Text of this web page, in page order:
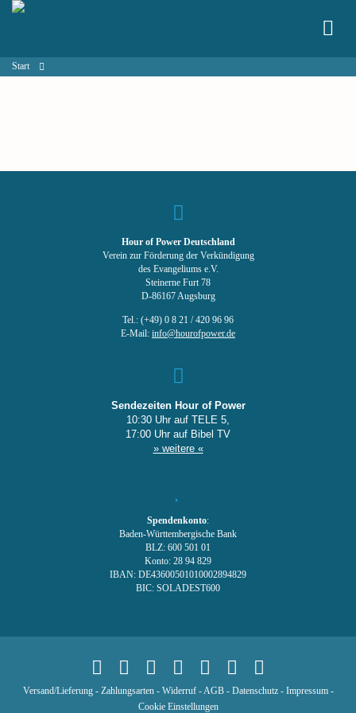
Start
Hour of Power Deutschland
Verein zur Förderung der Verkündigung
des Evangeliums e.V.
Steinerne Furt 78
D-86167 Augsburg
Tel.: (+49) 0 8 21 / 420 96 96
E-Mail: info@hourofpower.de
Sendezeiten Hour of Power
10:30 Uhr auf TELE 5,
17:00 Uhr auf Bibel TV
» weitere «
Spendenkonto:
Baden-Württembergische Bank
BLZ: 600 501 01
Konto: 28 94 829
IBAN: DE43600501010002894829
BIC: SOLADEST600
Versand/Lieferung- Zahlungsarten- Widerruf-AGB- Datenschutz- Impressum-
Cookie Einstellungen